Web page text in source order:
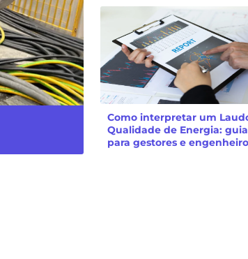
Como interpretar um
Qualidade de Energia:
para gestores e